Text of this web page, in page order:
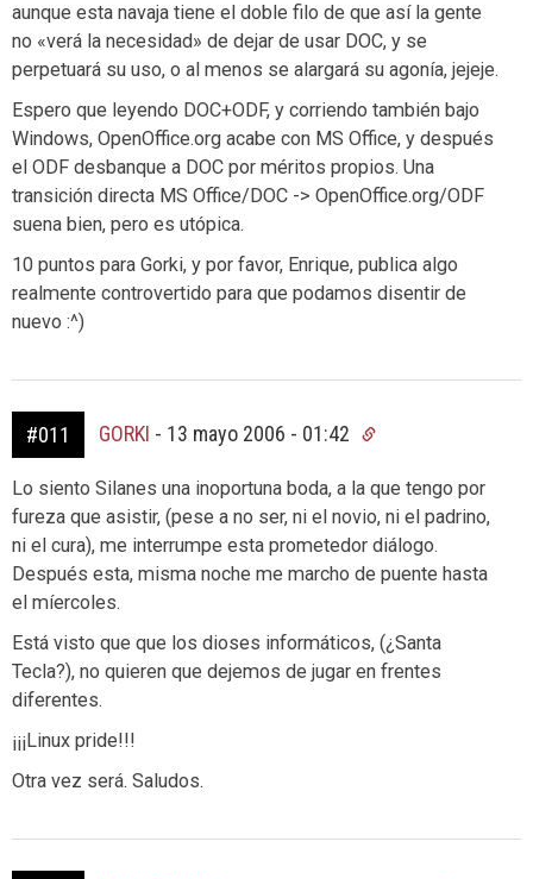
aunque esta navaja tiene el doble filo de que así la gente
no «verá la necesidad» de dejar de usar DOC, y se
perpetuará su uso, o al menos se alargará su agonía, jejeje.
Espero que leyendo DOC+ODF, y corriendo también bajo
Windows, OpenOffice.org acabe con MS Office, y después
el ODF desbanque a DOC por méritos propios. Una
transición directa MS Office/DOC -> OpenOffice.org/ODF
suena bien, pero es utópica.
10 puntos para Gorki, y por favor, Enrique, publica algo
realmente controvertido para que podamos disentir de
nuevo :^)
#011 GORKI - 13 mayo 2006 - 01:42
Lo siento Silanes una inoportuna boda, a la que tengo por
fureza que asistir, (pese a no ser, ni el novio, ni el padrino,
ni el cura), me interrumpe esta prometedor diálogo.
Después esta, misma noche me marcho de puente hasta
el míercoles.
Está visto que que los dioses informáticos, (¿Santa
Tecla?), no quieren que dejemos de jugar en frentes
diferentes.
¡¡¡Linux pride!!!
Otra vez será. Saludos.